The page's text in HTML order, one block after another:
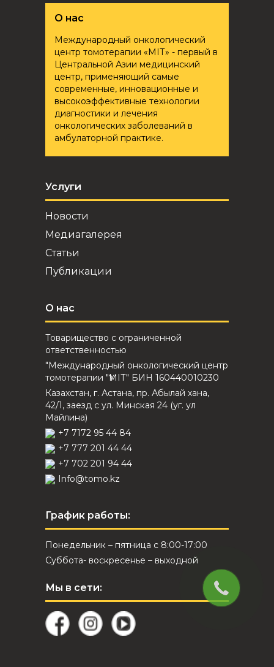
О нас
Международный онкологический
центр томотерапии «ҮМІТ» - первый в
Центральной Азии медицинский
центр, применяющий самые
современные, инновационные и
высокоэффективные технологии
диагностики и лечения
онкологических заболеваний в
амбулаторной практике.
Услуги
Новости
Медиагалерея
Статьи
Публикации
О нас
Товарищество с ограниченной
ответственностью
"Международный онкологический центр
томотерапии "ҮМІТ" БИН 160440010230
Казахстан, г. Астана, пр. Абылай хана,
42/1, заезд с ул. Минская 24 (уг. ул
Майлина)
+7 7172 95 44 84
+7 777 201 44 44
+7 702 201 94 44
Info@tomo.kz
График работы:
Понедельник – пятница с 8:00-17:00
Суббота- воскресенье – выходной
Мы в сети: